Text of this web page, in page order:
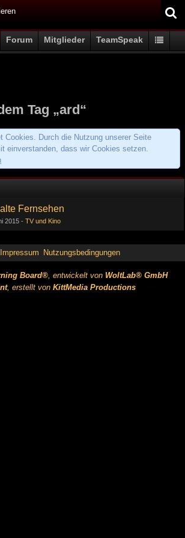
Forum Mitglieder TeamSpeak
Tag „ard“
Cookies. Durch die Nutzung unserer Seite
einverstanden, dass wir Cookies setzen.
Fernsehen
2015 TV und Kino
Impressum Nutzungsbedingungen
Board®, entwickelt von WoltLab® GmbH
, erstellt von KittMedia Productions